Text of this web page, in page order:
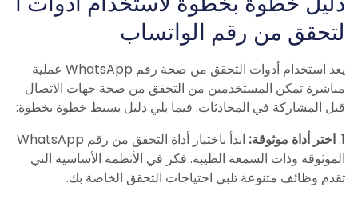
لتحقق من رقم الواتساب
يعد استخدام أدوات التحقق من صحة رقم WhatsApp عملية
مباشرة تمكن المستخدمين من التحقق من صحة جهات الاتصال
قبل المشاركة في المحادثات. فيما يلي دليل بسيط خطوة بخطوة:
1. اختر أداة موثوقة:
ابدأ باختيار أداة التحقق من رقم WhatsApp
الموثوقة وذات السمعة الطيبة. فكر في الأنظمة الأساسية التي
تقدم وظائف متنوعة تلبي احتياجات التحقق الخاصة بك.